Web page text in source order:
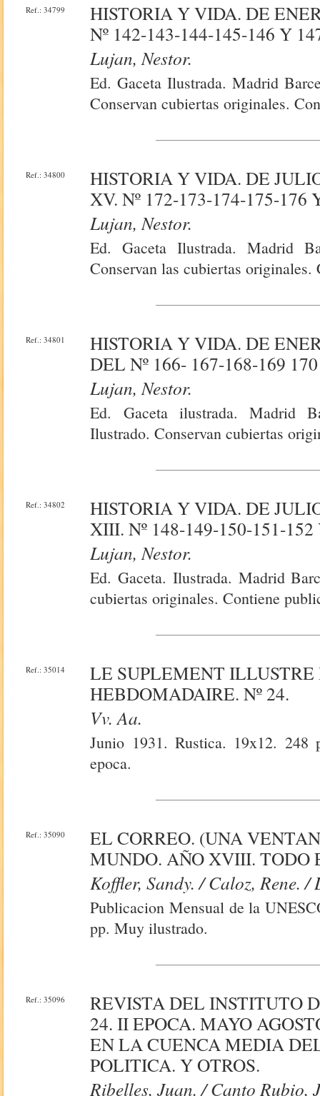
Ref.: 34799
HISTORIA Y VIDA. DE
Nº 142-143-144-145-146 Y
Lujan, Nestor.
Ed. Gaceta Ilustrada. Madrid
Conservan cubiertas originales.
Ref.: 34800
HISTORIA Y VIDA. DE
XV. Nº 172-173-174-175-176
Lujan, Nestor.
Ed. Gaceta Ilustrada. Madrid
Conservan las cubiertas
Ref.: 34801
HISTORIA Y VIDA. DE
DEL Nº 166- 167-168-169
Lujan, Nestor.
Ed. Gaceta ilustrada. Madrid
Ilustrado. Conservan cubiertas
Ref.: 34802
HISTORIA Y VIDA. DE
XIII. Nº 148-149-150-151-152
Lujan, Nestor.
Ed. Gaceta. Ilustrada. Madrid
cubiertas originales. Contiene
Ref.: 35014
LE SUPLEMENT
HEBDOMADAIRE. Nº 24.
Vv. Aa.
Junio 1931. Rustica. 19x12. 248
epoca.
Ref.: 35090
EL CORREO. (UNA
MUNDO. AÑO XVIII. TODO
Koffler, Sandy. / Caloz, Rene.
Publicacion Mensual de la
pp. Muy ilustrado.
Ref.: 35096
REVISTA DEL INSTITUTO
24. II EPOCA. MAYO
EN LA CUENCA MEDIA
POLITICA. Y OTROS.
Ribelles, Juan. / Canto Rubio,